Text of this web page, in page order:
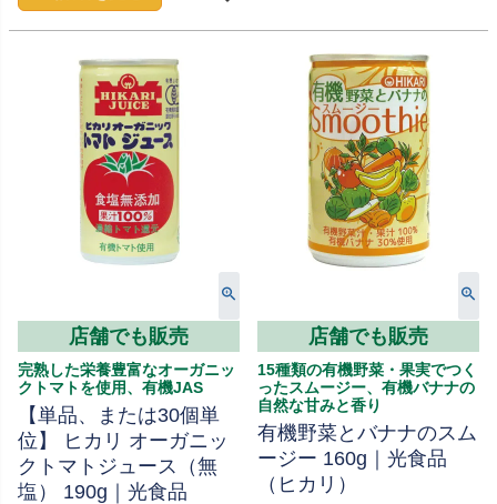
店舗でも販売
完熟した栄養豊富なオーガニッ
クトマトを使用、有機JAS
【単品、または30個単
位】 ヒカリ オーガニッ
クトマトジュース（無
塩） 190g｜光食品
店舗でも販売
15種類の有機野菜・果実でつく
ったスムージー、有機バナナの
自然な甘みと香り
有機野菜とバナナのスム
ージー 160g｜光食品
（ヒカリ）